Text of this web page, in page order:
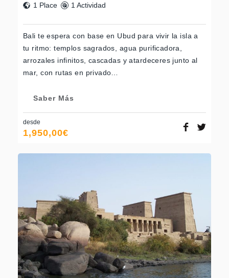
1 Place
1 Actividad
Bali te espera con base en Ubud para vivir la isla a
tu ritmo: templos sagrados, agua purificadora,
arrozales infinitos, cascadas y atardeceres junto al
mar, con rutas en privado…
Saber Más
desde
1,950,00€